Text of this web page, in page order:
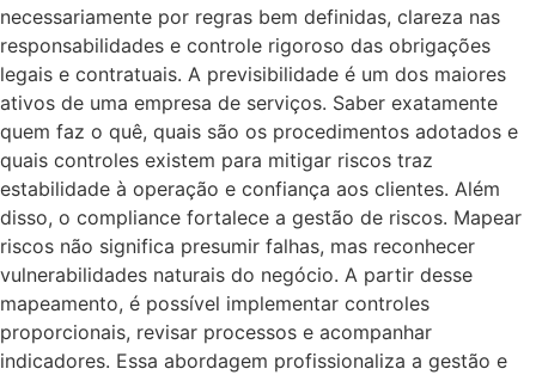
necessariamente por regras bem definidas, clareza nas
responsabilidades e controle rigoroso das obrigações
legais e contratuais. A previsibilidade é um dos maiores
ativos de uma empresa de serviços. Saber exatamente
quem faz o quê, quais são os procedimentos adotados e
quais controles existem para mitigar riscos traz
estabilidade à operação e confiança aos clientes. Além
disso, o compliance fortalece a gestão de riscos. Mapear
riscos não significa presumir falhas, mas reconhecer
vulnerabilidades naturais do negócio. A partir desse
mapeamento, é possível implementar controles
proporcionais, revisar processos e acompanhar
indicadores. Essa abordagem profissionaliza a gestão e